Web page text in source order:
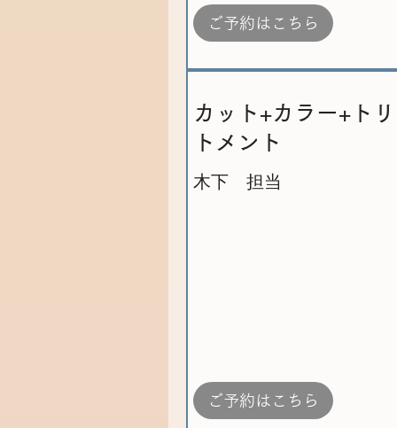
ご予約はこちら
カット+カラー+ト
トメント
木下 担当
ご予約はこちら